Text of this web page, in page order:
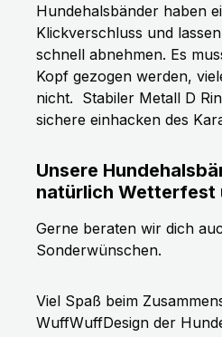
Hundehalsbänder haben
Klickverschluss und
schnell abnehmen. Es
Kopf gezogen werden,
nicht. Stabiler Metall D
sichere einhacken des
Unsere
natürlich Wetterfest
Gerne beraten wir dich
Sonderwünschen.
Viel Spaß beim
WuffWuffDesign der